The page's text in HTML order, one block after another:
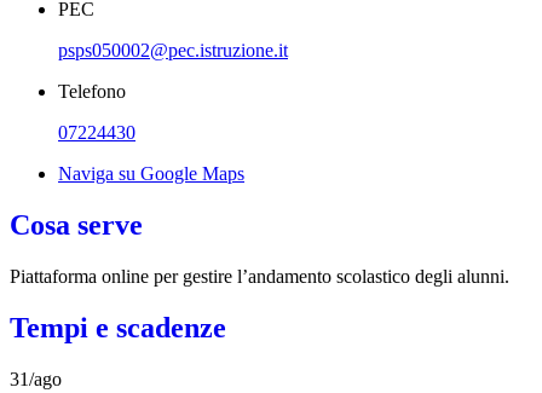
PEC
psps050002@pec.istruzione.it
Telefono
07224430
Naviga su Google Maps
Cosa serve
Piattaforma online per gestire l’andamento scolastico degli alunni.
Tempi e scadenze
31/ago